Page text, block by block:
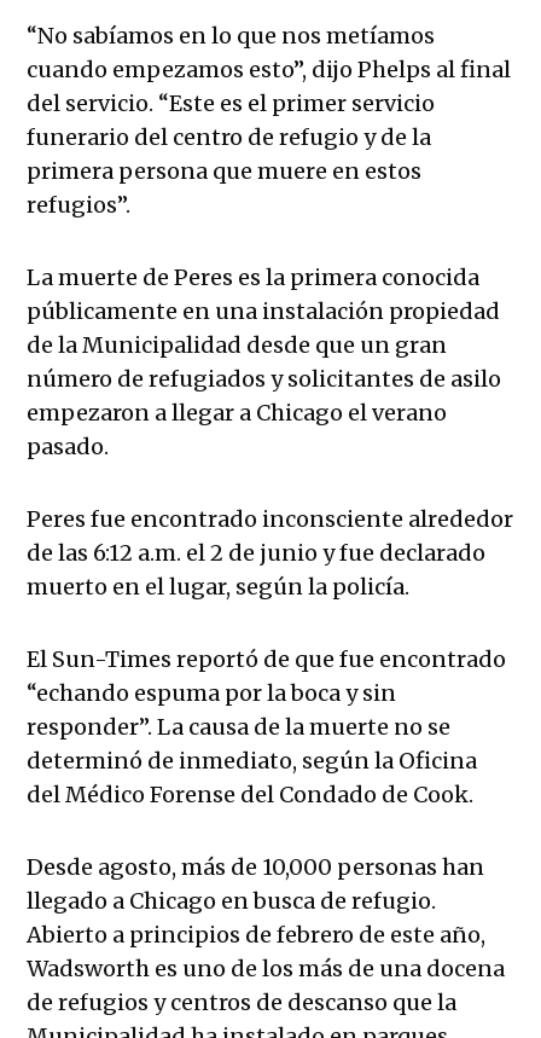
“No sabíamos en lo que nos metíamos
cuando empezamos esto”, dijo Phelps al final
del servicio. “Este es el primer servicio
funerario del centro de refugio y de la
primera persona que muere en estos
refugios”.
La muerte de Peres es la primera conocida
públicamente en una instalación propiedad
de la Municipalidad desde que un gran
número de refugiados y solicitantes de asilo
empezaron a llegar a Chicago el verano
pasado.
Peres fue encontrado inconsciente alrededor
de las 6:12 a.m. el 2 de junio y fue declarado
muerto en el lugar, según la policía.
El Sun-Times reportó de que fue encontrado
“echando espuma por la boca y sin
responder”. La causa de la muerte no se
determinó de inmediato, según la Oficina
del Médico Forense del Condado de Cook.
Desde agosto, más de 10,000 personas han
llegado a Chicago en busca de refugio.
Abierto a principios de febrero de este año,
Wadsworth es uno de los más de una docena
de refugios y centros de descanso que la